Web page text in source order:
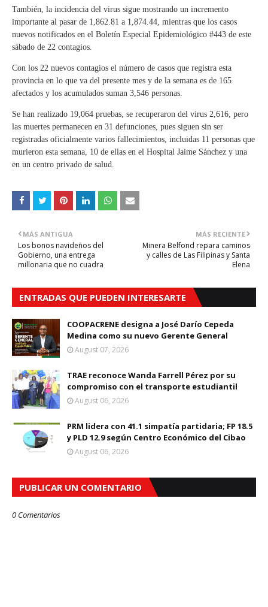
También, la incidencia del virus sigue mostrando un incremento
importante al pasar de 1,862.81 a 1,874.44, mientras que los casos
nuevos notificados en el Boletín Especial Epidemiológico #443 de este
sábado de 22 contagios.
Con los 22 nuevos contagios el número de casos que registra esta
provincia en lo que va del presente mes y de la semana es de 165
afectados y los acumulados suman 3,546 personas.
Se han realizado 19,064 pruebas, se recuperaron del virus 2,616, pero
las muertes permanecen en 31 defunciones, pues siguen sin ser
registradas oficialmente varios fallecimientos, incluidas 11 personas que
murieron esta semana, 10 de ellas en el Hospital Jaime Sánchez y una
en un centro privado de salud.
MÁS RECIENTE
Minera Belfond repara caminos
y calles de Las Filipinas y Santa
Elena
MÁS ANTIGUA
Los bonos navideños del
Gobierno, una entrega
millonaria que no cuadra
ENTRADAS QUE PUEDEN INTERESARTE
COOPACRENE designa a José Darío Cepeda
Medina como su nuevo Gerente General
August 07, 2026
TRAE reconoce Wanda Farrell Pérez por su
compromiso con el transporte estudiantil
August 06, 2026
PRM lidera con 41.1 simpatía partidaria; FP 18.5
y PLD 12.9 según Centro Económico del Cibao
August 06, 2026
PUBLICAR UN COMENTARIO
0 Comentarios